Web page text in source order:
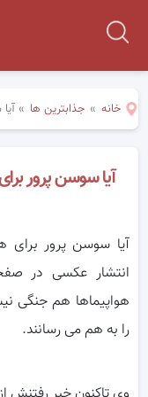
خانه » جذابترین ها »
آیا سوسن پرور
آیا سوسن پرور برای
انتشار عکسی در
هواپیماها هم جنگی
را به هم می رسانند.